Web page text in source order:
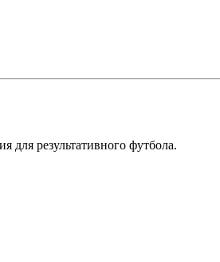
для результативного футбола.